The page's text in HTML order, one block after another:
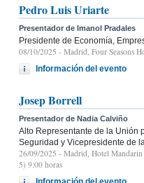
Pedro Luis Uriarte
Presentador de Imanol Pradales
Presidente de Economía,
08/10/2025 - Madrid, Four Seasons
Información del evento
Josep Borrell
Presentador de Nadia Calviño
Alto Representante de la Unión
Seguridad y Vicepresidente de
26/09/2025 - Madrid, Hotel Mandarin
5) 9:00 horas
Información del evento